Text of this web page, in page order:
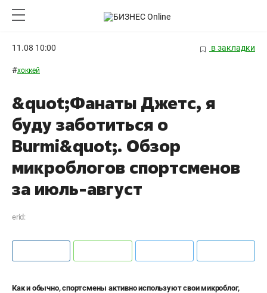
11.08 10:00 в закладки
#хоккей
&quot;Фанаты Джетс, я
буду заботиться о
Burmi&quot;. Обзор
микроблогов спортсменов
за июль-август
erid:
Как и обычно, спортсмены активно используют свои микроблог,